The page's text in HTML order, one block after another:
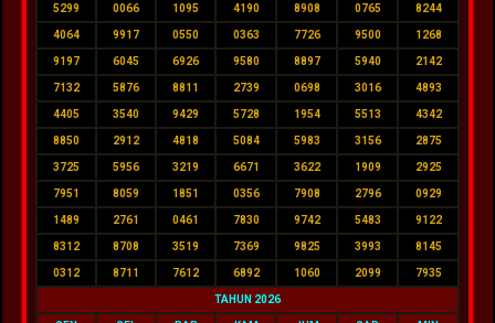
5299 0066 1095 4190 8908 0765 8244
4064 9917 0550 0363 7726 9500 1268
9197 6045 6926 9580 8897 5940 2142
7132 5876 8811 2739 0698 3016 4893
4405 3540 9429 5728 1954 5513 4342
8850 2912 4818 5084 5983 3156 2875
3725 5956 3219 6671 3622 1909 2925
7951 8059 1851 0356 7908 2796 0929
1489 2761 0461 7830 9742 5483 9122
8312 8708 3519 7369 9825 3993 8145
0312 8711 7612 6892 1060 2099 7935
TAHUN 2026